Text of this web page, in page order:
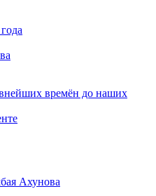
времён до наших
Ахунова